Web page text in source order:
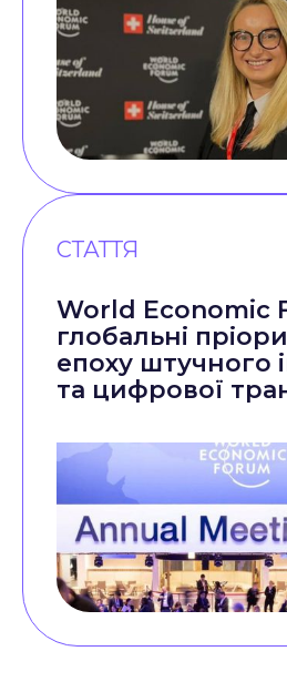
СТАТТЯ
World Economic
глобальні
епоху штучного
та цифрової